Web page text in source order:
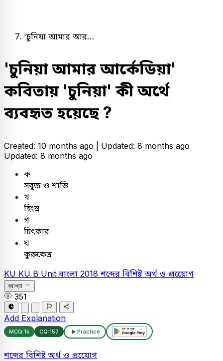
'চুনিয়া আমার আর…
'চুনিয়া আমার আর্কেডিয়া'
কবিতায় 'চুনিয়া' কী অর্থে
ব্যবহৃত হয়েছে ?
Created: 10 months ago | Updated: 8 months ago
Updated: 8 months ago
ক
সবুজ ও শান্তি
খ
হিংস্র
গ
চিৎকার
ঘ
কুরুক্ষেত্র
KU KU B Unit বাংলা 2018শব্দের বিশিষ্ট অর্থ ও প্রয়োেগ
ব্যাখ্যা
351
Add Explanation
MCQ:1k CQ:157 Practice
শব্দের বিশিষ্ট অর্থ ও প্রয়োেগ